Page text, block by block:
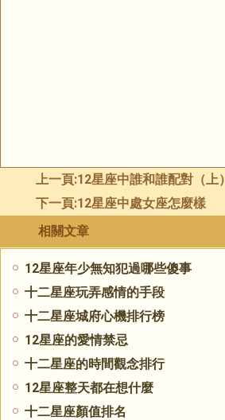
上一頁:12星座中誰和誰配對（上）
下一頁:12星座中處女座怎麼樣
相關文章
12星座年少無知犯過哪些傻事
十二星座玩弄感情的手段
十二星座城府心機排行榜
12星座的愛情禁忌
十二星座的時間觀念排行
12星座整天都在想什麼
十二星座顏值排名